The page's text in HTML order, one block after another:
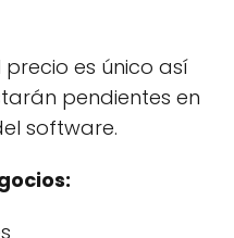
es único así
pendientes en
software.